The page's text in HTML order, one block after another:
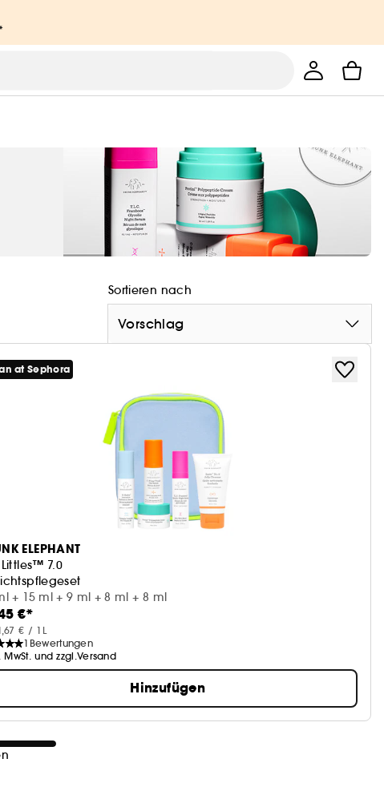
Sortieren nach
Vorschlag
at Sephora
ELEPHANT
7.0
+ 15 ml + 9 ml + 8 ml + 8 ml
€*
€ / 1L
1 Bewertungen
MwSt. und zzgl.Versand
Hinzufügen